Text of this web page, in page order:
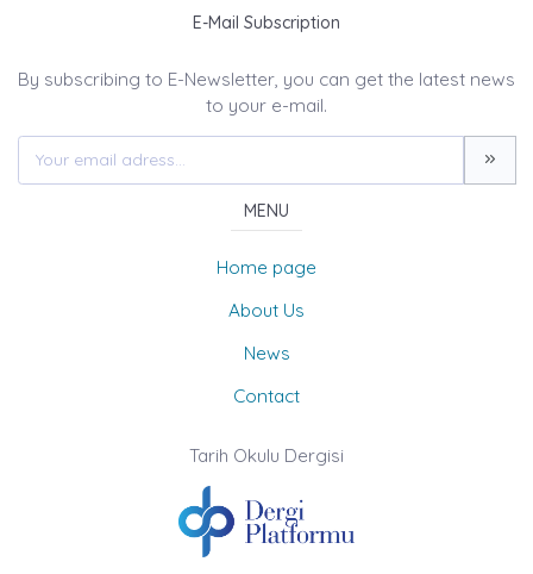
E-Mail Subscription
By subscribing to E-Newsletter, you can get the latest news
to your e-mail.
MENU
Home page
About Us
News
Contact
Tarih Okulu Dergisi